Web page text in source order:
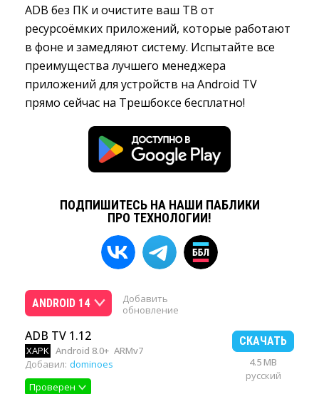
ADB без ПК и очистите ваш ТВ от
ресурсоёмких приложений, которые работают
в фоне и замедляют систему. Испытайте все
преимущества лучшего менеджера
приложений для устройств на Android TV
прямо сейчас на Трешбоксе бесплатно!
ПОДПИШИТЕСЬ НА НАШИ ПАБЛИКИ
ПРО ТЕХНОЛОГИИ!
ANDROID 14
Добавить
обновление
ADB TV 1.12
XAPK Android 8.0+ ARMv7
Добавил: dominoes
Проверен
СКАЧАТЬ
4.5 MB
русский